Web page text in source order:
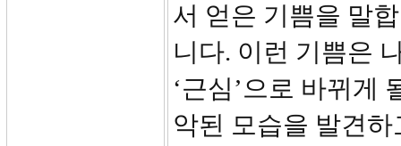
서 얻은 기쁨을 말
니다. 이런 기쁨은
‘근심’으로 바뀌게
악된 모습을 발견